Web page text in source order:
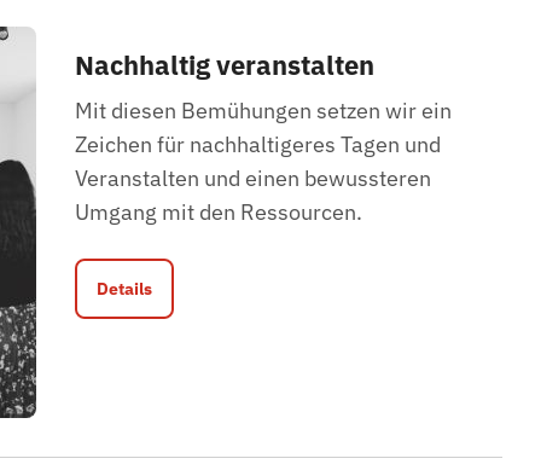
Nachhaltig veranstalten
Mit diesen Bemühungen setzen wir ein
Zeichen für nachhaltigeres Tagen und
Veranstalten und einen bewussteren
Umgang mit den Ressourcen.
Details